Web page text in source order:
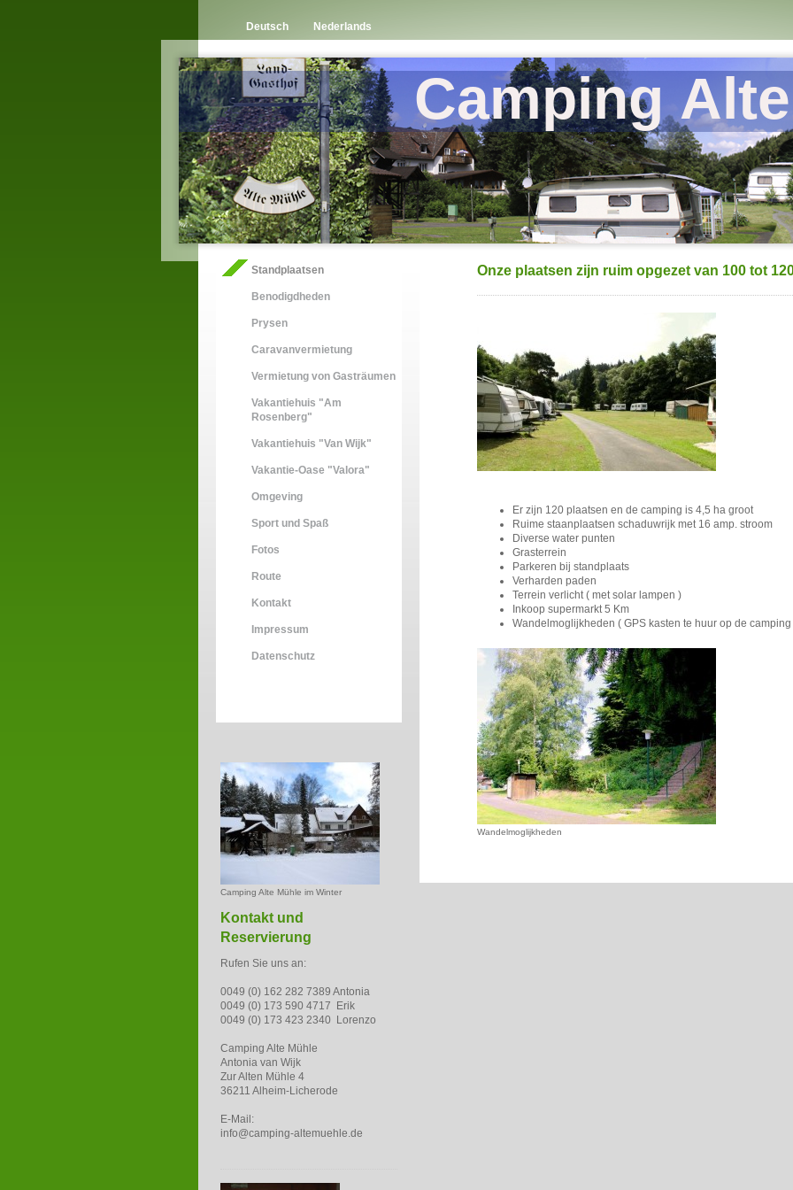
Deutsch Nederlands
Camping
Standplaatsen
Benodigdheden
Prysen
Caravanvermietung
Vermietung von Gasträumen
Vakantiehuis "Am
Rosenberg"
Vakantiehuis "Van Wijk"
Vakantie-Oase "Valora"
Omgeving
Sport und Spaß
Fotos
Route
Kontakt
Impressum
Datenschutz
Camping Alte Mühle im Winter
Kontakt und
Reservierung
Rufen Sie uns an:
0049 (0) 162 282 7389 Antonia
0049 (0) 173 590 4717 Erik
0049 (0) 173 423 2340 Lorenzo
Camping Alte Mühle
Antonia van Wijk
Zur Alten Mühle 4
36211 Alheim-Licherode
E-Mail:
info@camping-altemuehle.de
Onze plaatsen zijn ruim opgezet van 100 tot
Er zijn 120 plaatsen en de camping is 4,5 ha groot
Ruime staanplaatsen schaduwrijk met 16 amp. stroom
Diverse water punten
Grasterrein
Parkeren bij standplaats
Verharden paden
Terrein verlicht ( met solar lampen )
Inkoop supermarkt 5 Km
Wandelmoglijkheden ( GPS kasten te huur op de
Wandelmoglijkheden